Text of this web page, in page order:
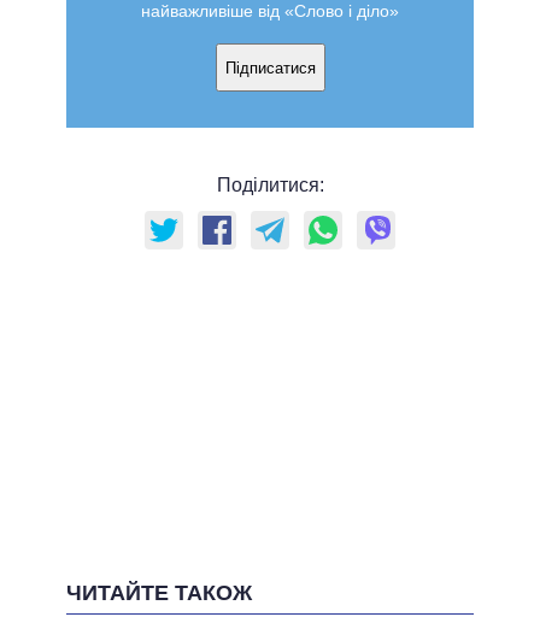
найважливіше від «Слово і діло»
Підписатися
Поділитися:
ЧИТАЙТЕ ТАКОЖ